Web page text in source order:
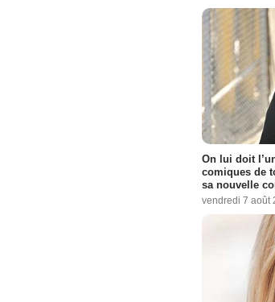
On lui doit
comiques de
sa nouvelle
vendredi 7 août